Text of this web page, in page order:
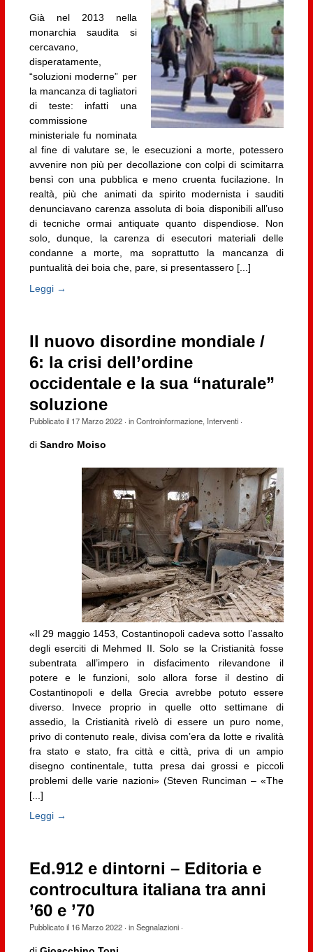
Già nel 2013 nella
monarchia saudita si
cercavano,
disperatamente,
“soluzioni moderne” per
la mancanza di tagliatori
di teste: infatti una
commissione
ministeriale fu nominata
al fine di valutare se, le esecuzioni a morte, potessero
avvenire non più per decollazione con colpi di scimitarra
bensì con una pubblica e meno cruenta fucilazione. In
realtà, più che animati da spirito modernista i sauditi
denunciavano carenza assoluta di boia disponibili all’uso
di tecniche ormai antiquate quanto dispendiose. Non
solo, dunque, la carenza di esecutori materiali delle
condanne a morte, ma soprattutto la mancanza di
puntualità dei boia che, pare, si presentassero [...]
Leggi →
Il nuovo disordine mondiale /
6: la crisi dell’ordine
occidentale e la sua “naturale”
soluzione
Pubblicato il 17 Marzo 2022· inControinformazione, Interventi·
di Sandro Moiso
«Il 29 maggio 1453, Costantinopoli cadeva sotto l’assalto
degli eserciti di Mehmed II. Solo se la Cristianità fosse
subentrata all’impero in disfacimento rilevandone il
potere e le funzioni, solo allora forse il destino di
Costantinopoli e della Grecia avrebbe potuto essere
diverso. Invece proprio in quelle otto settimane di
assedio, la Cristianità rivelò di essere un puro nome,
privo di contenuto reale, divisa com’era da lotte e rivalità
fra stato e stato, fra città e città, priva di un ampio
disegno continentale, tutta presa dai grossi e piccoli
problemi delle varie nazioni» (Steven Runciman – «The
[...]
Leggi →
Ed.912 e dintorni – Editoria e
controcultura italiana tra anni
’60 e ’70
Pubblicato il 16 Marzo 2022· inSegnalazioni·